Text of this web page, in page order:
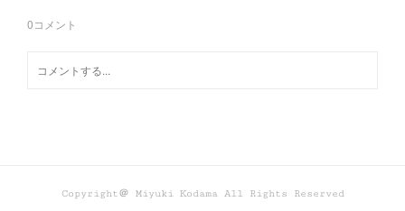
0コメント
Copyright＠ Miyuki Kodama All Rights Reserved